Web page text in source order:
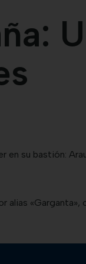
su bastión: